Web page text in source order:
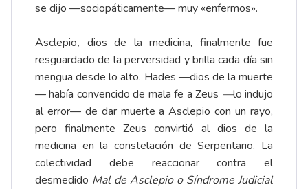
se dijo —sociopáticamente— muy «enfermos».
Asclepio, dios de la medicina, finalmente fue
resguardado de la perversidad y brilla cada día sin
mengua desde lo alto. Hades —dios de la muerte
— había convencido de mala fe a Zeus —lo indujo
al error— de dar muerte a Asclepio con un rayo,
pero finalmente Zeus convirtió al dios de la
medicina en la constelación de Serpentario. La
colectividad debe reaccionar contra el
desmedido Mal de Asclepio o Síndrome Judicial